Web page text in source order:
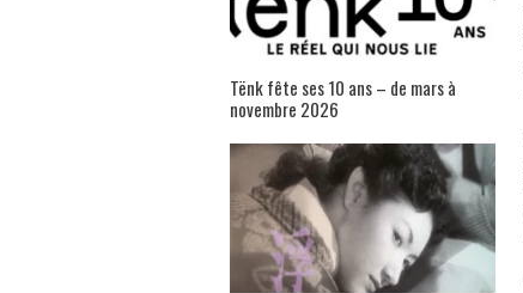
Tënk fête ses 10 ans – de mars à
novembre 2026